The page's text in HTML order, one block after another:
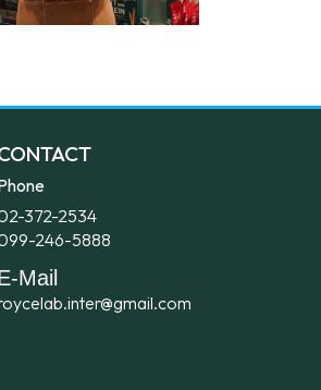
372-2534
246-5888​
Mail